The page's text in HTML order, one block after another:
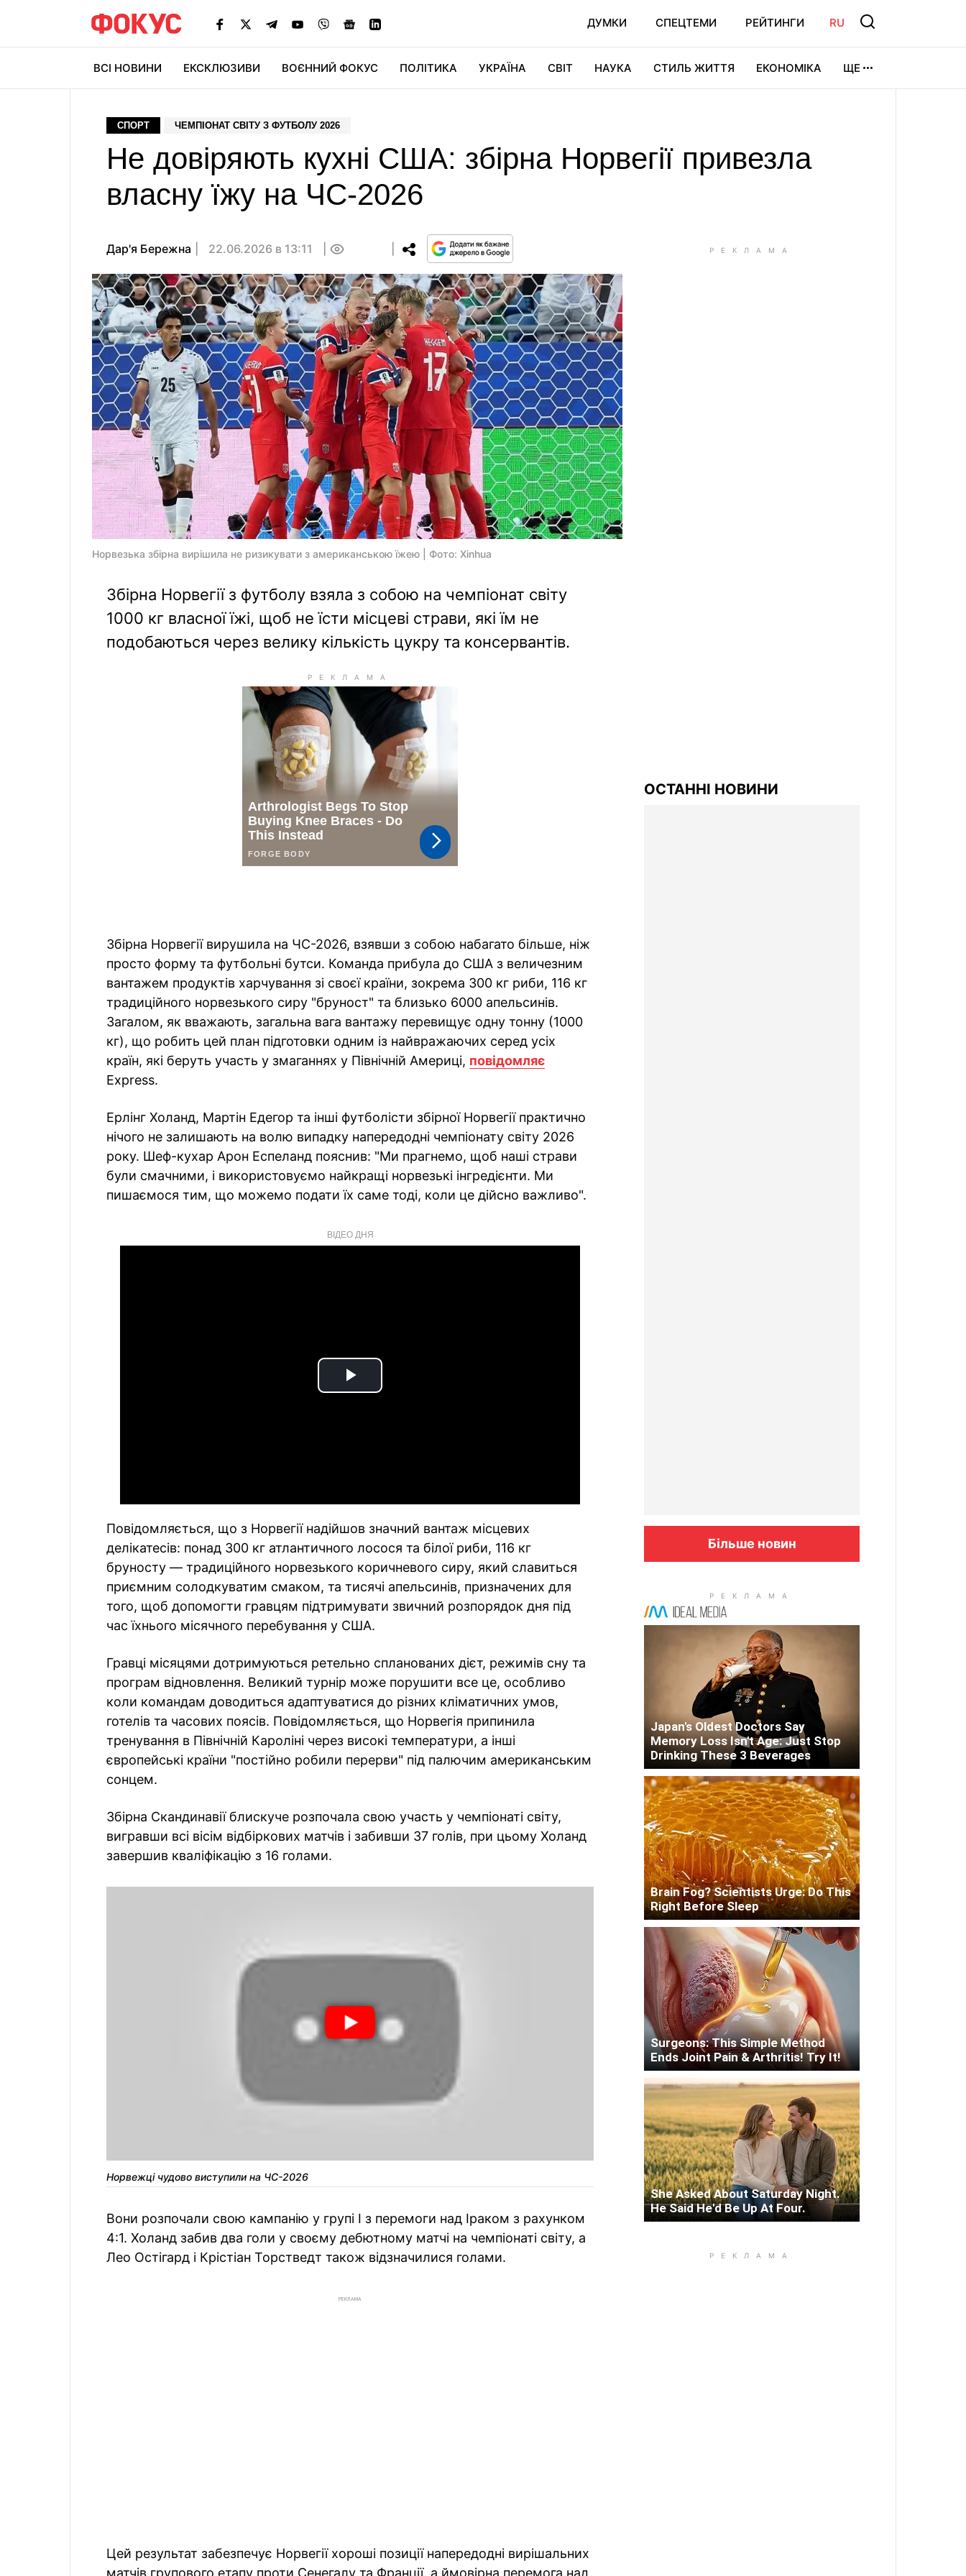
ДУМКИ СПЕЦТЕМИ РЕЙТИНГИ RU
ВСІ НОВИНИ ЕКСКЛЮЗИВИ ВОЄННИЙ ФОКУС ПОЛІТИКА УКРАЇНА СВІТ НАУКА СТИЛЬ ЖИТТЯ ЕКОНОМІКА ЩЕ
СПОРТ ЧЕМПІОНАТ СВІТУ З ФУТБОЛУ 2026
Не довіряють кухні США: збірна Норвегії привезла
власну їжу на ЧС-2026
Дар'я Бережна 22.06.2026 в 13:11
Норвезька збірна вирішила не ризикувати з американською їжею | Фото: Xinhua
Збірна Норвегії з футболу взяла з собою на чемпіонат світу
1000 кг власної їжі, щоб не їсти місцеві страви, які їм не
подобаються через велику кількість цукру та консервантів.
Збірна Норвегії вирушила на ЧС-2026, взявши з собою набагато більше, ніж
просто форму та футбольні бутси. Команда прибула до США з величезним
вантажем продуктів харчування зі своєї країни, зокрема 300 кг риби, 116 кг
традиційного норвезького сиру "бруност" та близько 6000 апельсинів.
Загалом, як вважають, загальна вага вантажу перевищує одну тонну (1000
кг), що робить цей план підготовки одним із найвражаючих серед усіх
країн, які беруть участь у змаганнях у Північній Америці, повідомляє
Express.
Ерлінг Холанд, Мартін Едегор та інші футболісти збірної Норвегії практично
нічого не залишають на волю випадку напередодні чемпіонату світу 2026
року. Шеф-кухар Арон Еспеланд пояснив: "Ми прагнемо, щоб наші страви
були смачними, і використовуємо найкращі норвезькі інгредієнти. Ми
пишаємося тим, що можемо подати їх саме тоді, коли це дійсно важливо".
ВІДЕО ДНЯ
Play
Повідомляється, що з Норвегії надійшов значний вантаж місцевих
делікатесів: понад 300 кг атлантичного лосося та білої риби, 116 кг
бруносту — традиційного норвезького коричневого сиру, який славиться
приємним солодкуватим смаком, та тисячі апельсинів, призначених для
того, щоб допомогти гравцям підтримувати звичний розпорядок дня під
час їхнього місячного перебування у США.
Гравці місяцями дотримуються ретельно спланованих дієт, режимів сну та
програм відновлення. Великий турнір може порушити все це, особливо
коли командам доводиться адаптуватися до різних кліматичних умов,
готелів та часових поясів. Повідомляється, що Норвегія припинила
тренування в Північній Кароліні через високі температури, а інші
європейські країни "постійно робили перерви" під палючим американським
сонцем.
Збірна Скандинавії блискуче розпочала свою участь у чемпіонаті світу,
вигравши всі вісім відбіркових матчів і забивши 37 голів, при цьому Холанд
завершив кваліфікацію з 16 голами.
Норвежці чудово виступили на ЧС-2026
Вони розпочали свою кампанію у групі I з перемоги над Іраком з рахунком
4:1. Холанд забив два голи у своєму дебютному матчі на чемпіонаті світу, а
Лео Остігард і Крістіан Торстведт також відзначилися голами.
РЕКЛАМА
Цей результат забезпечує Норвегії хороші позиції напередодні вирішальних
ОСТАННІ НОВИНИ
Більше новин
Japan's Oldest Doctors Say
Memory Loss Isn't Age: Just Stop
Drinking These 3 Beverages
Brain Fog? Scientists Urge: Do This
Right Before Sleep
Surgeons: This Simple Method
Ends Joint Pain & Arthritis! Try It!
She Asked About Saturday Night.
He Said He'd Be Up At Four.